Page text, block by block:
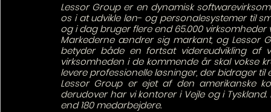
Lessor Group er en dynamisk
os i at udvikle løn- og personalesystemer til
og i dag bruger flere end 65.000
Markederne ændrer sig markant, og Lessor
betyder både en fortsat videreudvikling af
virksomheden i de kommende år skal vokse
levere professionelle løsninger, der bidrager
Lessor Group er ejet af den amerikanske
derudover har vi kontorer i Vejle og i
end 180 medarbejdere.